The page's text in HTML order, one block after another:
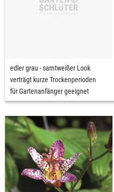
edler grau - samtweißer Look
verträgt kurze Trockenperioden
für Gartenanfänger geeignet